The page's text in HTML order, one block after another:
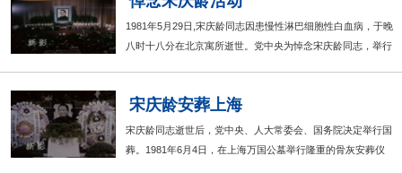
1981年5月29日,宋庆龄同志因患慢性淋巴细胞性白血病，于晚
八时十八分在北京寓所逝世。党中央为悼念宋庆龄同志，举行
宋庆龄安葬上海
宋庆龄同志逝世后，党中央、人大常委会、国务院决定举行国
葬。1981年6月4日，在上海万国公墓举行隆重的骨灰安葬仪